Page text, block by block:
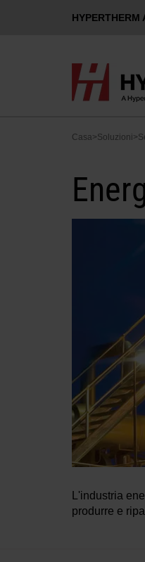
HYPERTHERM
Casa>Soluzioni>
L'industria
produrre e